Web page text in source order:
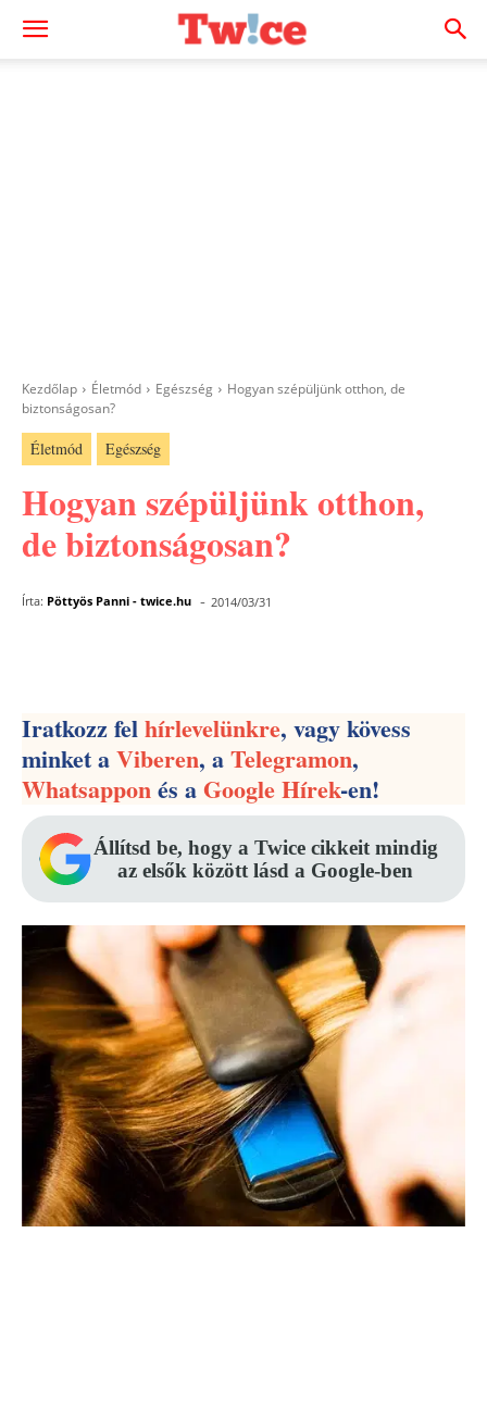
Kezdőlap Életmód Egészség
Hogyan szépüljünk otthon, de
biztonságosan?
Életmód Egészség
Hogyan szépüljünk otthon,
de biztonságosan?
Írta: Pöttyös Panni - twice.hu - 2014/03/31
Iratkozz felhírlevelünkre, vagy kövess
minket aViberen, aTelegramon,
Whatsapponés aGoogle Hírek-en!
Állítsd be, hogy a Twice cikkeit mindig
az elsők között lásd a Google-ben